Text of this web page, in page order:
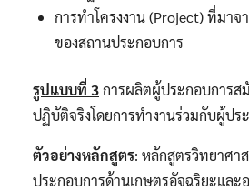
การทำโครงงาน (Project) ที่มาจ
ของสถานประกอบการ
รูปแบบที่ 3การผลิตผู้ประกอบการส
ปฏิบัติจริงโดยการทำงานร่วมกับผู้ปร
ตัวอย่างหลักสูตร: หลักสูตรวิทยาศ
ประกอบการด้านเกษตรอัจฉริยะและ